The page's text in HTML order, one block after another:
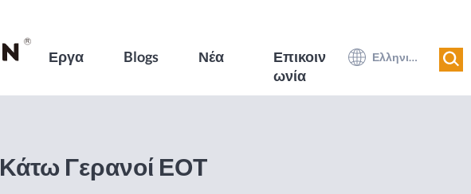
Εργα Blogs Νέα
Επικοιν
ωνία
Ελληνικά
Κάτω Γερανοί ΕΟΤ